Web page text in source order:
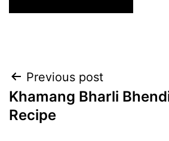
Post
navigation
Previous post
Khamang Bharli
Recipe